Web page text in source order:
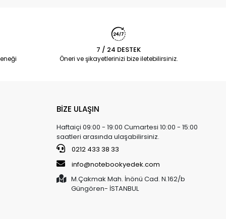
7 / 24 DESTEK
Öneri ve şikayetlerinizi bize iletebilirsiniz.
BİZE ULAŞIN
Haftaiçi 09:00 - 19:00 Cumartesi 10:00 - 15:00
saatleri arasında ulaşabilirsiniz.
0212 433 38 33
info@notebookyedek.com
M.Çakmak Mah. İnönü Cad. N.162/b
Güngören- İSTANBUL